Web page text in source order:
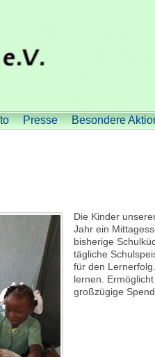
Presse Besondere
Die Kinder unsere
Jahr ein
bisherige
tägliche
für den
lernen.
großzügige